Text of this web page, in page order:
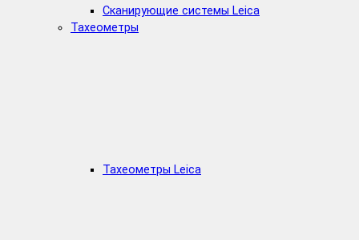
Сканирующие системы Leica
Тахеометры
Тахеометры Leica